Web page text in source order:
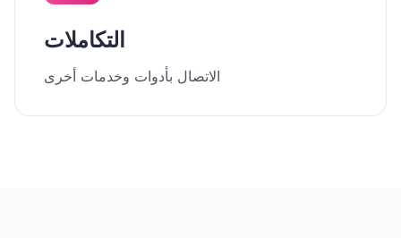
التكاملات
الاتصال بأدوات وخدمات أخرى